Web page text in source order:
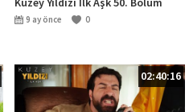
Kuzey Yıldızı İlk Aşk 50. Bölüm
9 ay önce 0
02:40:16